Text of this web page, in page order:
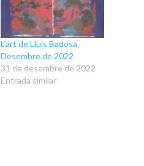
L’art de Lluís Badosa.
Desembre de 2022
31 de desembre de 2022
Entrada similar